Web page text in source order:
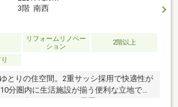
3階 南西
リフォームリノベー
ション
2階以上
とりの住空間。2重サッシ採用で快適性が
分圏内に生活施設が揃う便利な立地で
は2024年にリフォーム履歴あるの住まい